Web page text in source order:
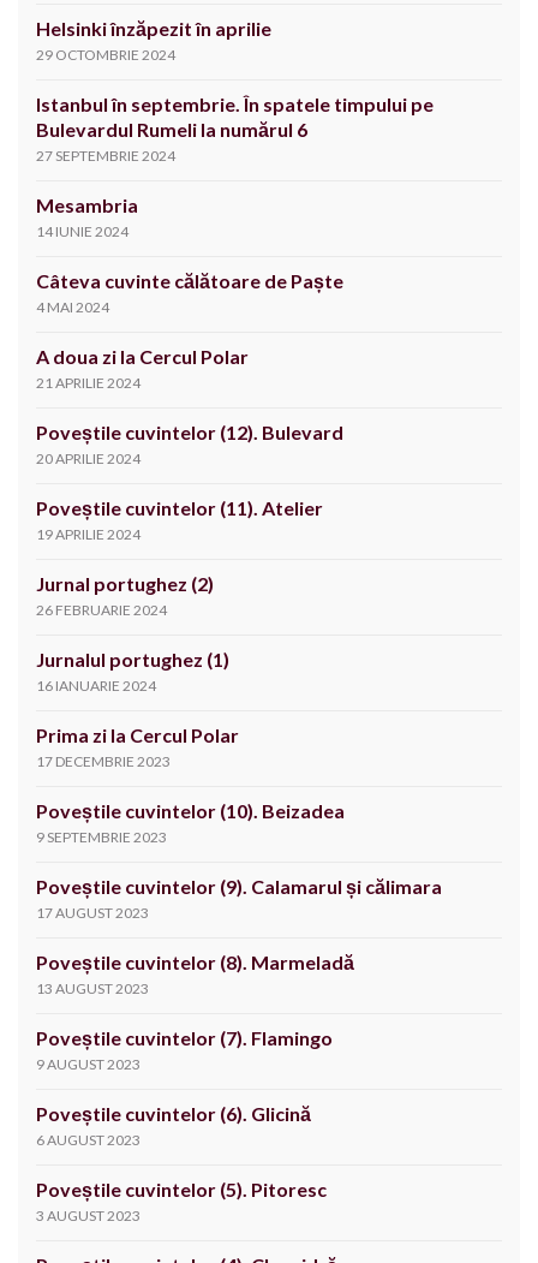
Helsinki înzăpezit în aprilie
29 OCTOMBRIE 2024
Istanbul în septembrie. În spatele timpului pe
Bulevardul Rumeli la numărul 6
27 SEPTEMBRIE 2024
Mesambria
14 IUNIE 2024
Câteva cuvinte călătoare de Paște
4 MAI 2024
A doua zi la Cercul Polar
21 APRILIE 2024
Poveștile cuvintelor (12). Bulevard
20 APRILIE 2024
Poveștile cuvintelor (11). Atelier
19 APRILIE 2024
Jurnal portughez (2)
26 FEBRUARIE 2024
Jurnalul portughez (1)
16 IANUARIE 2024
Prima zi la Cercul Polar
17 DECEMBRIE 2023
Poveștile cuvintelor (10). Beizadea
9 SEPTEMBRIE 2023
Poveștile cuvintelor (9). Calamarul și călimara
17 AUGUST 2023
Poveștile cuvintelor (8). Marmeladă
13 AUGUST 2023
Poveștile cuvintelor (7). Flamingo
9 AUGUST 2023
Poveștile cuvintelor (6). Glicină
6 AUGUST 2023
Poveștile cuvintelor (5). Pitoresc
3 AUGUST 2023